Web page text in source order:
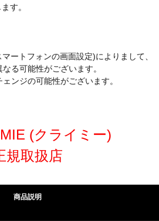
す。
ートフォンの画面設定)によりまして、
る可能性がございます。
ンジの可能性がございます。
(クライミー)
規取扱店
商品説明